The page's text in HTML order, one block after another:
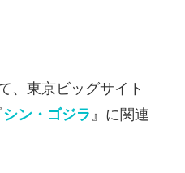
、東京ビッグサイト
シン・ゴジラ 』に関連